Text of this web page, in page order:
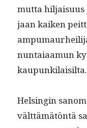
mut­ta
jaan kaiken
nun­ta­iaa­mun
kaupunkilaisilta.
Helsin­gin
vält­tämätön­tä